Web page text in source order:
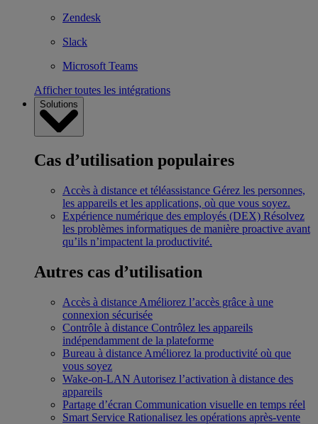
Zendesk
Slack
Microsoft Teams
Afficher toutes les intégrations
Solutions
Cas d’utilisation populaires
Accès à distance et téléassistance Gérez les personnes,
les appareils et les applications, où que vous soyez.
Expérience numérique des employés (DEX) Résolvez
les problèmes informatiques de manière proactive avant
qu’ils n’impactent la productivité.
Autres cas d’utilisation
Accès à distance Améliorez l’accès grâce à une
connexion sécurisée
Contrôle à distance Contrôlez les appareils
indépendamment de la plateforme
Bureau à distance Améliorez la productivité où que
vous soyez
Wake-on-LAN Autorisez l’activation à distance des
appareils
Partage d’écran Communication visuelle en temps réel
Smart Service Rationalisez les opérations après-vente